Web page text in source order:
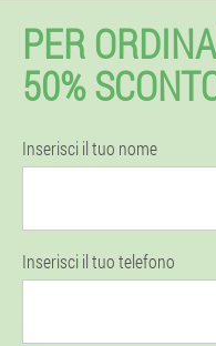
PER
50%
Inserisci il tuo nome
Inserisci il tuo telefono